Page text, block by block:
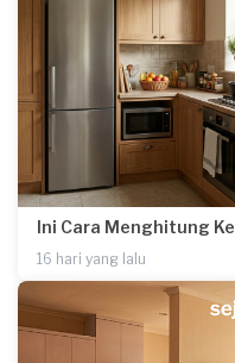
Ini Cara Menghitung
16 hari yang lalu